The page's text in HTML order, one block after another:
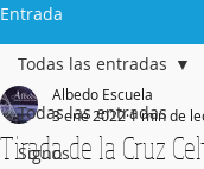
Entrada
Todas las entradas
Signos
Todas las entradas
Tirada de la Cruz
Albedo Escuela
3 ene 20221 min de